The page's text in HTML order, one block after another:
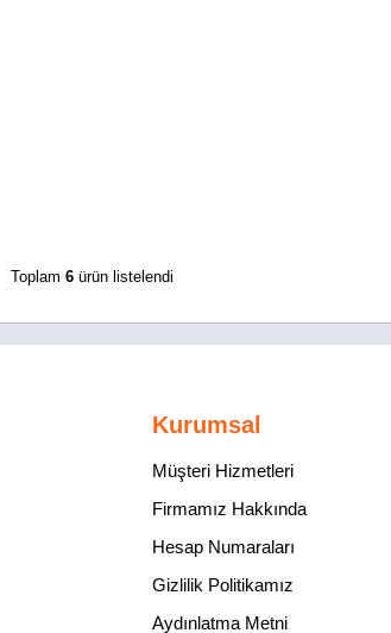
Toplam 6ürün listelendi
Kurumsal
Müşteri Hizmetleri
Firmamız Hakkında
Hesap Numaraları
Gizlilik Politikamız
Aydınlatma Metni